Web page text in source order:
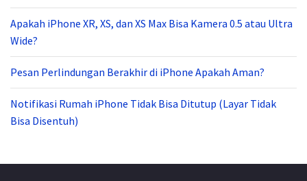
Apakah iPhone XR, XS, dan XS Max Bisa Kamera 0.5 atau Ultra
Wide?
Pesan Perlindungan Berakhir di iPhone Apakah Aman?
Notifikasi Rumah iPhone Tidak Bisa Ditutup (Layar Tidak
Bisa Disentuh)